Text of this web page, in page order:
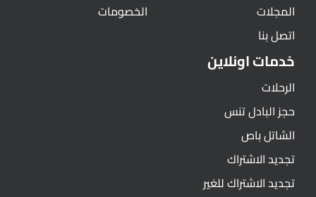
المجلات
اتصل بنا
الخصومات
خدمات اونلاين
الرحلات
حجز البادل تنس
الشاتل باص
تجديد الاشتراك
تجديد الاشتراك للغير